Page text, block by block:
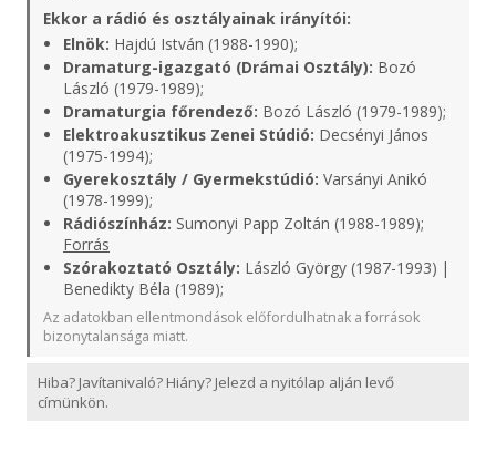
Ekkor a rádió és osztályainak irányítói:
Elnök: Hajdú István (1988-1990);
Dramaturg-igazgató (Drámai Osztály): Bozó
László (1979-1989);
Dramaturgia főrendező: Bozó László (1979-1989);
Elektroakusztikus Zenei Stúdió: Decsényi János
(1975-1994);
Gyerekosztály / Gyermekstúdió: Varsányi Anikó
(1978-1999);
Rádiószínház: Sumonyi Papp Zoltán (1988-1989);
Forrás
Szórakoztató Osztály: László György (1987-1993) |
Benedikty Béla (1989);
Az adatokban ellentmondások előfordulhatnak a források
bizonytalansága miatt.
Hiba? Javítanivaló? Hiány? Jelezd a nyitólap alján levő
címünkön.